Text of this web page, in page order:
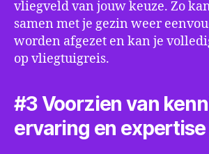
vliegveld van jouw keuze. Zo
samen met je gezin weer
worden afgezet en kan je
op vliegtuigreis.
#3 Voorzien van
ervaring en expertise